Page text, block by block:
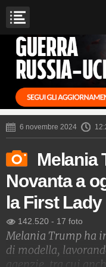
6 novembre 2024
Melania
Novanta a
la First Lady
142.520 - 17 foto
Melania Trump ha
di modella,
agenzie, tra cui